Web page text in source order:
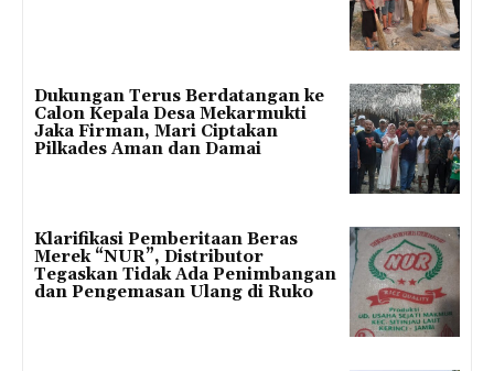
Dukungan Terus Berdatangan ke
Calon Kepala Desa Mekarmukti
Jaka Firman, Mari Ciptakan
Pilkades Aman dan Damai
Klarifikasi Pemberitaan Beras
Merek “NUR”, Distributor
Tegaskan Tidak Ada Penimbangan
dan Pengemasan Ulang di Ruko